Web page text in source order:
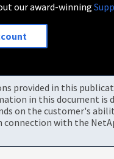
our award-winning
provided in this
in this document is
on the customer's
with the